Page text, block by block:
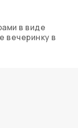
в виде
вечеринку в